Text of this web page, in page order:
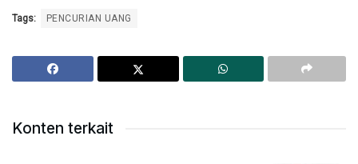
Tags: PENCURIAN UANG
Konten terkait